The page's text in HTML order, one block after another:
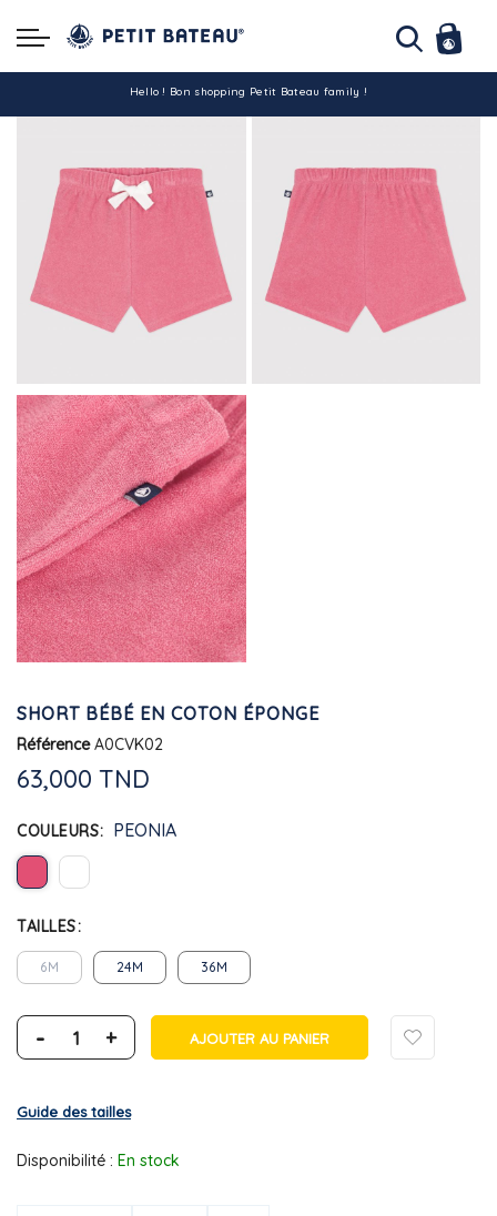
Hello ! Bon shopping Petit Bateau family !
La livraison est assurée partout en Tunisie !
-10% pour tout paiement par carte bancaire (hors promo)
SHORT BÉBÉ EN COTON ÉPONGE
Référence A0CVK02
63,000 TND
COULEURS PEONIA
TAILLES
6M 24M 36M
- + AJOUTER AU PANIER
Guide des tailles
Disponibilité : En stock